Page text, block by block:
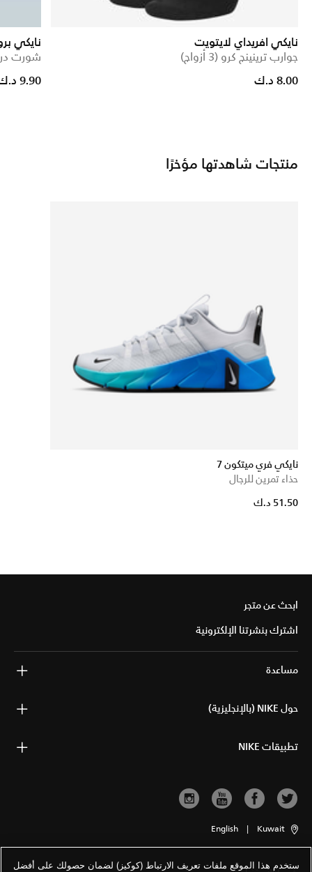
نايكي افريداي لايتويت
جوارب ترينينج كرو (3 أزواج)
8.00 د.ك
نايكي
شورت دراي-
from
9.90 د.ك
منتجات شاهدتها مؤخرًا
نايكي فري ميتكون 7
حذاء تمرين للرجال
51.50 د.ك
ابحث عن متجر
اشترك بنشرتنا الإلكترونية
مساعدة
حول NIKE (بالإنجليزية)
تطبيقات NIKE
Kuwait
|
English
ستخدم هذا الموقع ملفات تعريف الارتباط (كوكيز) لضمان حصولك على أفضل